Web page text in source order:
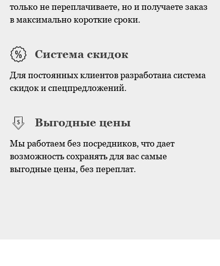
только не переплачиваете, но и получаете заказ
в максимально короткие сроки.
Система скидок
Для постоянных клиентов разработана система
скидок и спецпредложений.
Выгодные цены
Мы работаем без посредников, что дает
возможность сохранять для вас самые
выгодные цены, без переплат.